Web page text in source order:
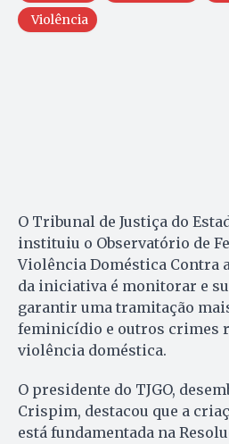
Violência
O Tribunal de Justiça do
instituiu o Observatório de
Violência Doméstica Contra
da iniciativa é monitorar e
garantir uma tramitação
feminicídio e outros crimes
violência doméstica.
O presidente do TJGO,
Crispim, destacou que a
está fundamentada na